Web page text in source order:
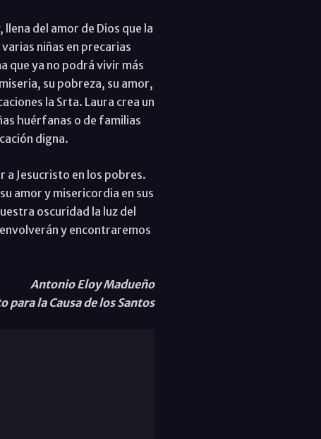
del amor de Dios que la
niñas en precarias
que ya no podrá vivir más
su pobreza, su amor,
la Srta. Laura crea un
huérfanas o de familias
digna.
a Jesucristo en los pobres.
amor y misericordia en sus
oscuridad la luz del
y encontraremos
Antonio Eloy Madueño
la Causa de los Santos